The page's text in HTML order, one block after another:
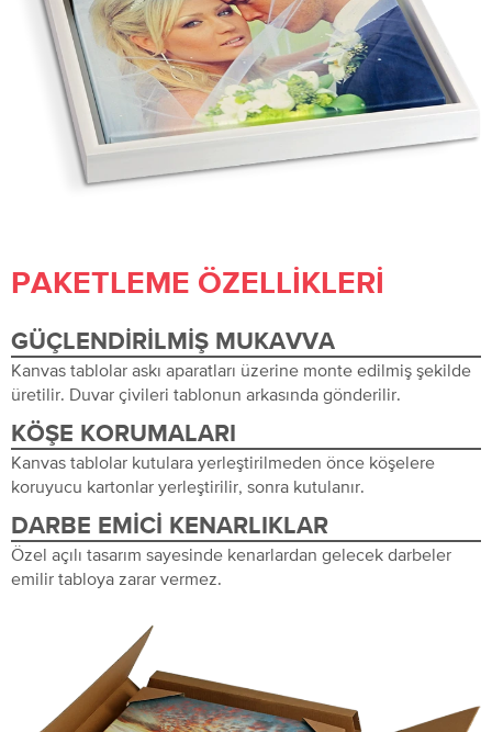
PAKETLEME ÖZELLIKLERI
GÜÇLENDIRILMIŞ MUKAVVA
Kanvas tablolar askı aparatları üzerine monte edilmiş şekilde
üretilir. Duvar çivileri tablonun arkasında gönderilir.
KÖŞE KORUMALARI
Kanvas tablolar kutulara yerleştirilmeden önce köşelere
koruyucu kartonlar yerleştirilir, sonra kutulanır.
DARBE EMICI KENARLIKLAR
Özel açılı tasarım sayesinde kenarlardan gelecek darbeler
emilir tabloya zarar vermez.